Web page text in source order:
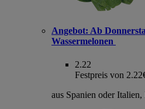
Angebot: Ab
Wassermelonen
2.22
Festpreis von
aus Spanien oder